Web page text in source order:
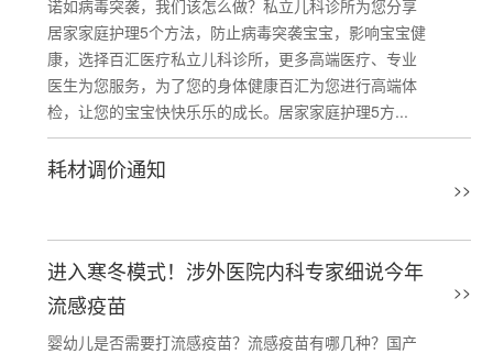
诺如病毒突袭，我们该怎么做？私立儿科诊所为您分享
居家家庭护理5个方法，防止病毒突袭宝宝，影响宝宝健
康，选择百汇医疗私立儿科诊所，更多高端医疗、专业
医生为您服务，为了您的身体健康百汇为您进行高端体
检，让您的宝宝快快乐乐的成长。居家家庭护理5方...
耗材调价通知
>>
进入寒冬模式！涉外医院内科专家细说今年
流感疫苗
婴幼儿是否需要打流感疫苗？流感疫苗有哪几种？国产
>>